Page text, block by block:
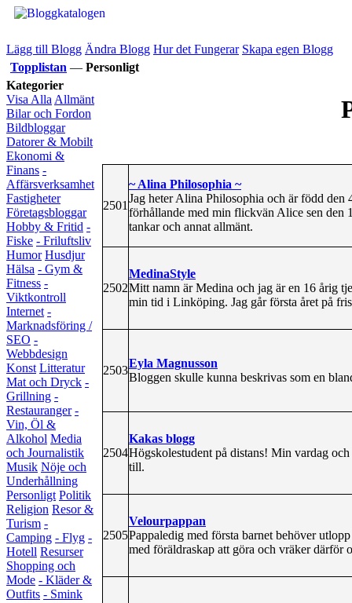
Lägg till Blogg Ändra Blogg Hur det Fungerar Skapa egen Blogg
Topplistan — Personligt
Kategorier
Visa Alla Allmänt
Bilar och Fordon
Bildbloggar
Datorer & Mobilt
Ekonomi &
Finans -
Affärsverksamhet
Fastigheter
Företagsbloggar
Hobby & Fritid -
Fiske - Friluftsliv
Humor Husdjur
Hälsa - Gym &
Fitness -
Viktkontroll
Internet -
Marknadsföring /
SEO -
Webbdesign
Konst Litteratur
Mat och Dryck -
Grillning -
Restauranger -
Vin, Öl &
Alkohol Media
och Journalistik
Musik Nöje och
Underhållning
Personligt Politik
Religion Resor &
Turism -
Camping - Flyg -
Hotell Resurser
Shopping och
Mode - Kläder &
Outfits - Smink
2501
~ Alina Philosophia ~
Jag heter Alina Philosophia och är född
förhållande med min flickvän Alice sen den
tankar och annat allmänt.
2502
MedinaStyle
Mitt namn är Medina och jag är en 16 årig
min tid i Linköping. Jag går första året på
2503
Eyla Magnusson
Bloggen skulle kunna beskrivas som en
2504
Kakas blogg
Högskolestudent på distans! Min vardag
till.
2505
Velourpappan
Pappaledig med första barnet behöver
med föräldraskap att göra och vräker därför